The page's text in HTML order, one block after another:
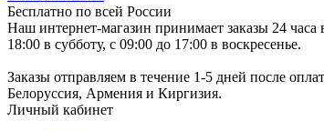
Бесплатно по всей России
Наш интернет-магазин принимает заказы 24
18:00 в субботу, с 09:00 до 17:00 в воскресенье.
Заказы отправляем в течение 1-5 дней после
Белоруссия, Армения и Киргизия.
Личный кабинет